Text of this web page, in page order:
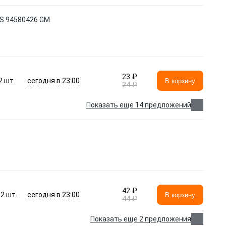
GM
шт. сегодня в 23:00
23 ₽
24 ₽
В корзину
Показать еще 14 предложений
шт. сегодня в 23:00
42 ₽
44 ₽
В корзину
Показать еще 2 предложения